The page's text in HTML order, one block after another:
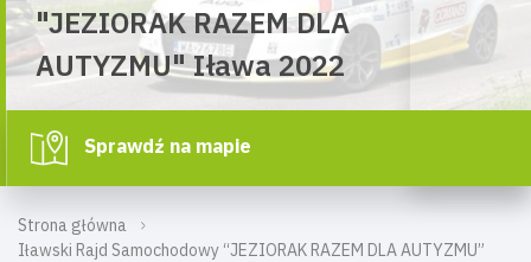
Strona główna
Iławski Rajd Samochodowy “JEZIORAK RAZEM DLA AUTYZMU”
"JEZIORAK RAZEM DLA
AUTYZMU" Iława 2022
Sprawdź na mapie